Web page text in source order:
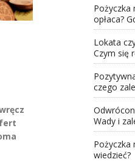
Pożyczka
opłaca?
Lokata
Czym się
czego
Wady i
Pożyczka
wiedzieć?